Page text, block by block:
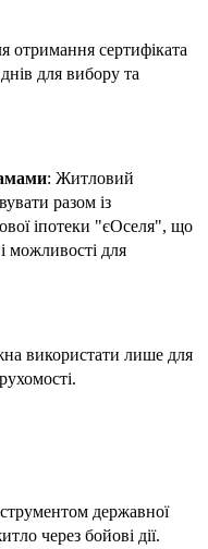
отримання сертифіката
для вибору та
: Житловий
разом із
іпотеки "єОселя", що
можливості для
використати лише для
державної
через бойові дії.